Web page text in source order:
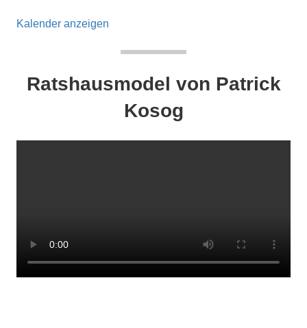
Kalender anzeigen
Ratshausmodel von Patrick
Kosog